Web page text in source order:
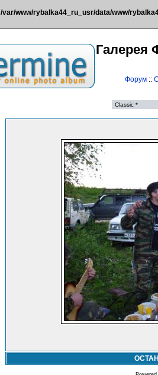
/var/www/rybalka44_ru_usr/data/www/
Галерея
Форум::